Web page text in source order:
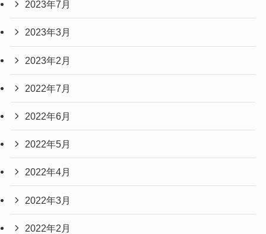
2023年7月
2023年3月
2023年2月
2022年7月
2022年6月
2022年5月
2022年4月
2022年3月
2022年2月